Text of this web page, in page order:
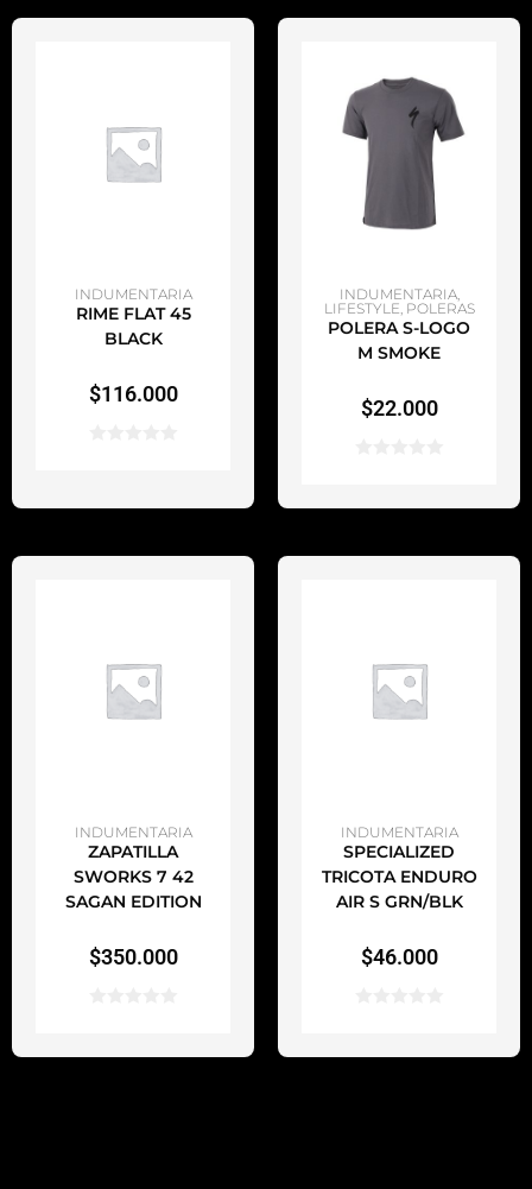
AÑADIR AL CARRITO
INDUMENTARIA
RIME FLAT 45
BLACK
$116.000
AÑADIR AL CARRITO
INDUMENTARIA,
LIFESTYLE, POLERAS
POLERA S-LOGO
M SMOKE
$22.000
AÑADIR AL CARRITO
INDUMENTARIA
ZAPATILLA
SWORKS 7 42
SAGAN EDITION
$350.000
AÑADIR AL CARRITO
INDUMENTARIA
SPECIALIZED
TRICOTA ENDURO
AIR S GRN/BLK
$46.000